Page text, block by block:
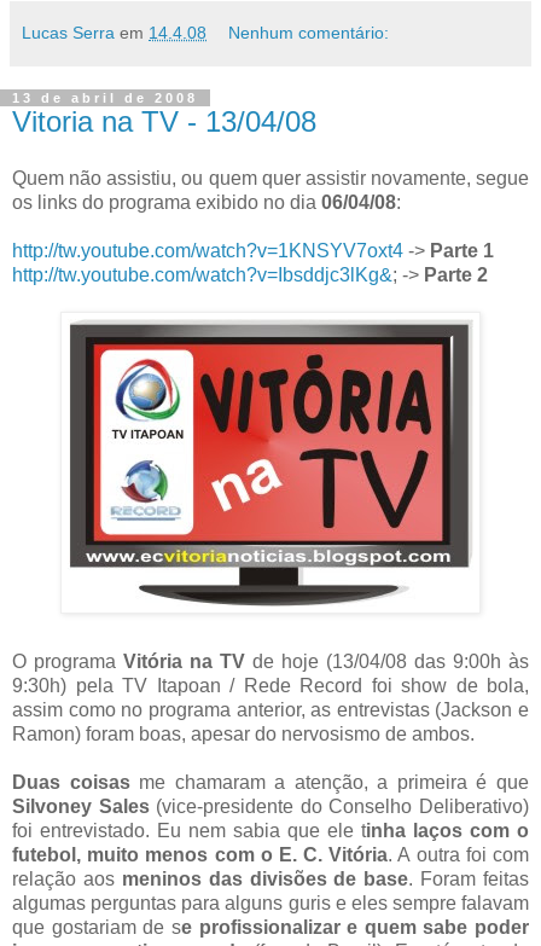
Lucas Serra em 14.4.08 Nenhum comentário:
13 de abril de 2008
Vitoria na TV - 13/04/08
Quem não assistiu, ou quem quer assistir novamente, segue
os links do programa exibido no dia 06/04/08:
http://tw.youtube.com/watch?v=1KNSYV7oxt4 -> Parte 1
http://tw.youtube.com/watch?v=Ibsddjc3lKg&; -> Parte 2
O programa Vitória na TV de hoje (13/04/08 das 9:00h às
9:30h) pela TV Itapoan / Rede Record foi show de bola,
assim como no programa anterior, as entrevistas (Jackson e
Ramon) foram boas, apesar do nervosismo de ambos.
Duas coisasme chamaram a atenção, a primeira é que
Silvoney Sales(vice-presidente do Conselho Deliberativo)
foi entrevistado. Eu nem sabia que ele tinha laços com o
futebol, muito menos com o E. C. Vitória. A outra foi com
relação aos meninos das divisões de base. Foram feitas
algumas perguntas para alguns guris e eles sempre falavam
que gostariam de se profissionalizar e quem sabe poder